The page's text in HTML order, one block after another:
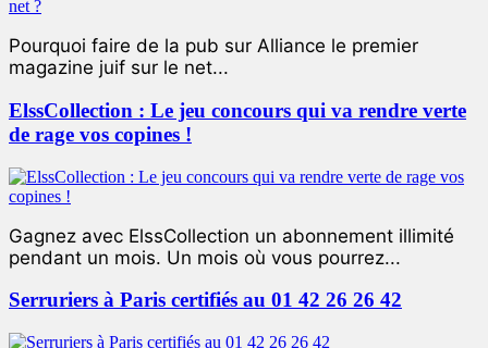
Pourquoi faire de la pub sur Alliance le premier
magazine juif sur le net...
ElssCollection : Le jeu concours qui va rendre verte
de rage vos copines !
Gagnez avec ElssCollection un abonnement illimité
pendant un mois. Un mois où vous pourrez...
Serruriers à Paris certifiés au 01 42 26 26 42